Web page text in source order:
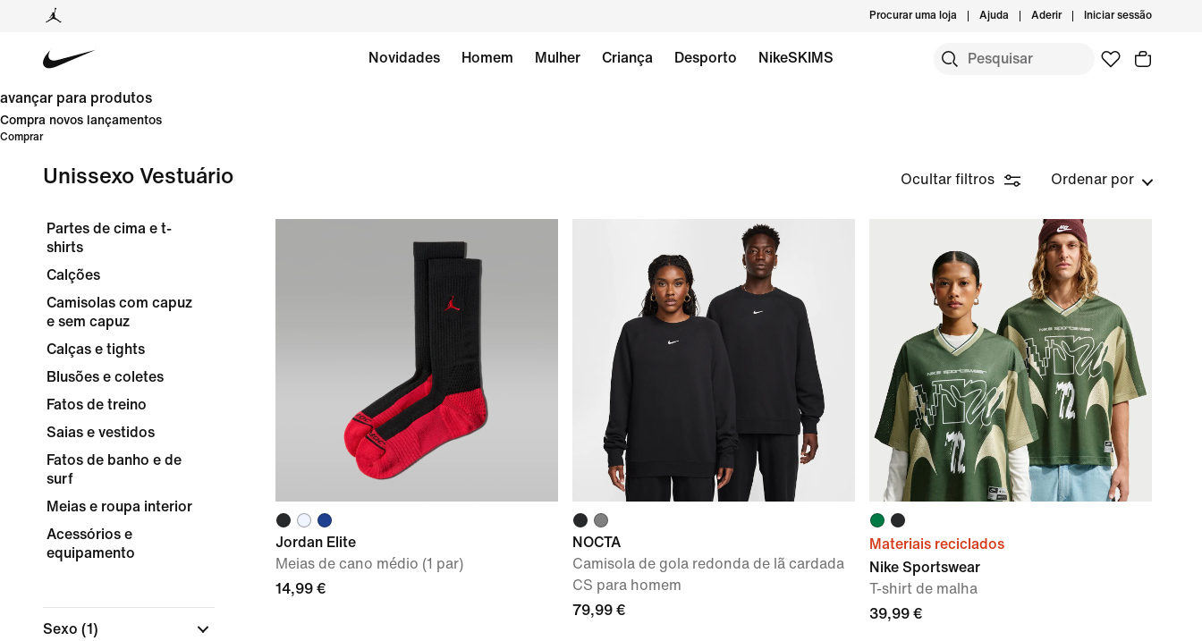
Procurar uma loja Ajuda Aderir Iniciar sessão
Novidades Homem Mulher Criança Desporto NikeSKIMS
avançar para produtos
Compra novos lançamentos
Comprar
Unissexo Vestuário Ocultar filtros Ordenar por
Partes de cima e t-
shirts
Calções
Camisolas com capuz
e sem capuz
Calças e tights
Blusões e coletes
Fatos de treino
Saias e vestidos
Fatos de banho e de
surf
Meias e roupa interior
Acessórios e
equipamento
Sexo (1)
Jordan Elite
Meias de cano médio (1 par)
14,99 €
NOCTA
Camisola de gola redonda de lã cardada
CS para homem
79,99 €
Materiais reciclados
Nike Sportswear
T-shirt de malha
39,99 €